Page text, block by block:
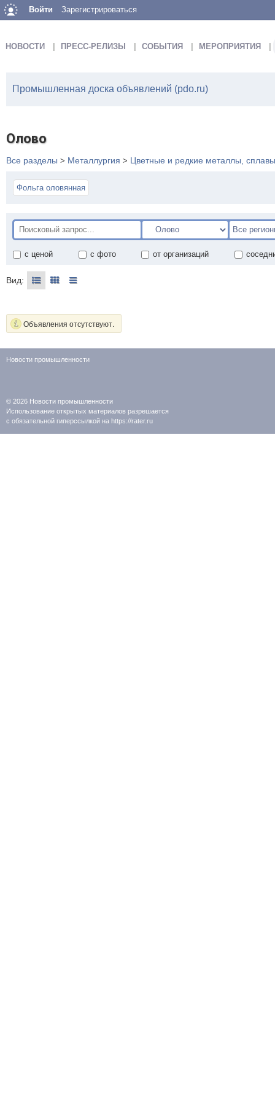
Войти Зарегистрироваться
НОВОСТИ ПРЕСС-РЕЛИЗЫ СОБЫТИЯ МЕРОПРИЯТИЯ
Промышленная доска объявлений (pdo.ru)
Олово
Все разделы > Металлургия > Цветные и редкие металлы, сплавы
Фольга оловянная
с ценой с фото от организаций
Вид:
Объявления отсутствуют.
Новости промышленности
© 2026 Новости промышленности
Использование открытых материалов разрешается
с обязательной гиперссылкой на https://rater.ru